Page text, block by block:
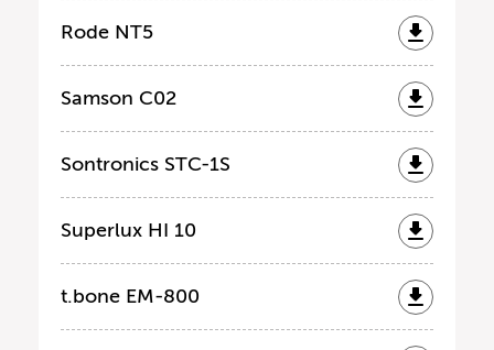
Rode NT5
Samson C02
Sontronics STC-1S
Superlux HI 10
t.bone EM-800